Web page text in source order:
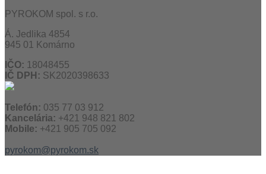
PYROKOM spol. s r.o.
Á. Jedlika 4854
945 01 Komárno
IČO: 18048455
IČ DPH: SK2020398633
Telefón: 035 77 03 912
Kancelária: +421 948 821 802
Mobile: +421 905 705 092
pyrokom@pyrokom.sk